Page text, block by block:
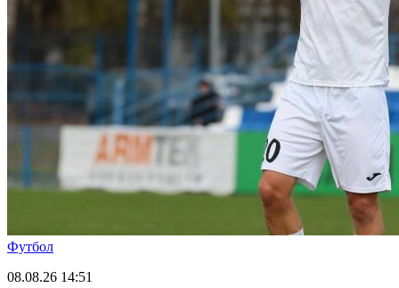
Футбол
08.08.26 14:51